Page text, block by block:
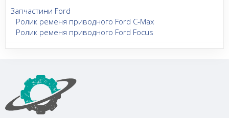
Запчастини Ford
Ролик ременя приводного Ford C-Max
Ролик ременя приводного Ford Focus